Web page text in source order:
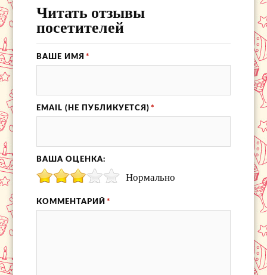
Читать отзывы
посетителей
ВАШЕ ИМЯ *
EMAIL (НЕ ПУБЛИКУЕТСЯ) *
ВАША ОЦЕНКА:
Нормально
КОММЕНТАРИЙ *